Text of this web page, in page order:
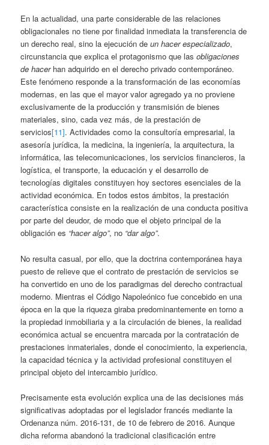
En la actualidad, una parte considerable de las relaciones
obligacionales no tiene por finalidad inmediata la transferencia de
un derecho real, sino la ejecución deun hacer especializado,
circunstancia que explica el protagonismo que lasobligaciones
de hacer han adquirido en el derecho privado contemporáneo.
Este fenómeno responde a la transformación de las economías
modernas, en las que el mayor valor agregado ya no proviene
exclusivamente de la producción y transmisión de bienes
materiales, sino, cada vez más, de la prestación de
servicios[11]. Actividades como la consultoría empresarial, la
asesoría jurídica, la medicina, la ingeniería, la arquitectura, la
informática, las telecomunicaciones, los servicios financieros, la
logística, el transporte, la educación y el desarrollo de
tecnologías digitales constituyen hoy sectores esenciales de la
actividad económica. En todos estos ámbitos, la prestación
característica consiste en la realización de una conducta positiva
por parte del deudor, de modo que el objeto principal de la
obligación es “hacer algo”, no “dar algo”.
No resulta casual, por ello, que la doctrina contemporánea haya
puesto de relieve que el contrato de prestación de servicios se
ha convertido en uno de los paradigmas del derecho contractual
moderno. Mientras el Código Napoleónico fue concebido en una
época en la que la riqueza giraba predominantemente en torno a
la propiedad inmobiliaria y a la circulación de bienes, la realidad
económica actual se encuentra marcada por la contratación de
prestaciones inmateriales, donde el conocimiento, la experiencia,
la capacidad técnica y la actividad profesional constituyen el
principal objeto del intercambio jurídico.
Precisamente esta evolución explica una de las decisiones más
significativas adoptadas por el legislador francés mediante la
Ordenanza núm. 2016-131, de 10 de febrero de 2016. Aunque
dicha reforma abandonó la tradicional clasificación entre